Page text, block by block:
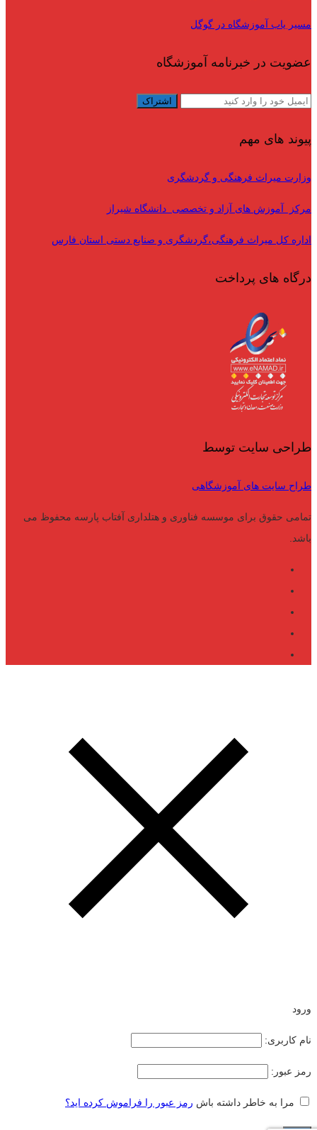
مسیر یاب آموزشگاه در گوگل
عضویت در خبرنامه آموزشگاه
پیوند های مهم
وزارت میراث فرهنگی و گردشگری
مرکز آموزش های آزاد و تخصصی دانشگاه شیراز
اداره کل میراث فرهنگی،گردشگری و صنایع دستی استان فارس
درگاه های پرداخت
طراحی سایت توسط
طراح سایت های آموزشگاهی
تمامی حقوق برای موسسه فناوری و هتلداری آفتاب پارسه محفوظ می
باشد.
ورود
نام کاربری:
رمز عبور:
مرا به خاطر داشته باش رمز عبور را فراموش کرده اید؟